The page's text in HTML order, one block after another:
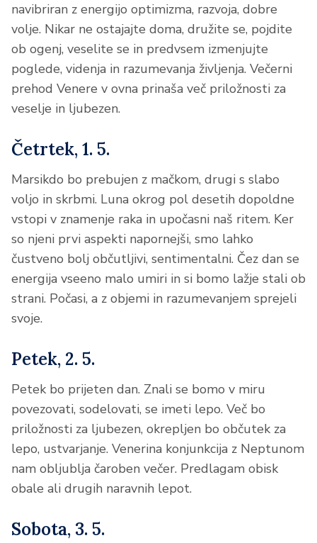
navibriran z energijo optimizma, razvoja, dobre
volje. Nikar ne ostajajte doma, družite se, pojdite
ob ogenj, veselite se in predvsem izmenjujte
poglede, videnja in razumevanja življenja. Večerni
prehod Venere v ovna prinaša več priložnosti za
veselje in ljubezen.
Četrtek, 1. 5.
Marsikdo bo prebujen z mačkom, drugi s slabo
voljo in skrbmi. Luna okrog pol desetih dopoldne
vstopi v znamenje raka in upočasni naš ritem. Ker
so njeni prvi aspekti napornejši, smo lahko
čustveno bolj občutljivi, sentimentalni. Čez dan se
energija vseeno malo umiri in si bomo lažje stali ob
strani. Počasi, a z objemi in razumevanjem sprejeli
svoje.
Petek, 2. 5.
Petek bo prijeten dan. Znali se bomo v miru
povezovati, sodelovati, se imeti lepo. Več bo
priložnosti za ljubezen, okrepljen bo občutek za
lepo, ustvarjanje. Venerina konjunkcija z Neptunom
nam obljublja čaroben večer. Predlagam obisk
obale ali drugih naravnih lepot.
Sobota, 3. 5.